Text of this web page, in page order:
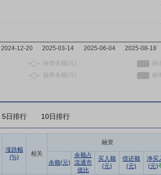
5日排行 10日排行
涨跌幅
(%)
相关
融资
余额(元)
余额占
流通市
值比
买入额
(元)
偿还额
(元)
净买
(元)